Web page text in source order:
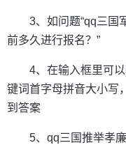
3、如问题“qq三国
前多久进行报名？”
4、在输入框里可以
键词首字母拼音大小写
到答案
5、qq三国推举孝